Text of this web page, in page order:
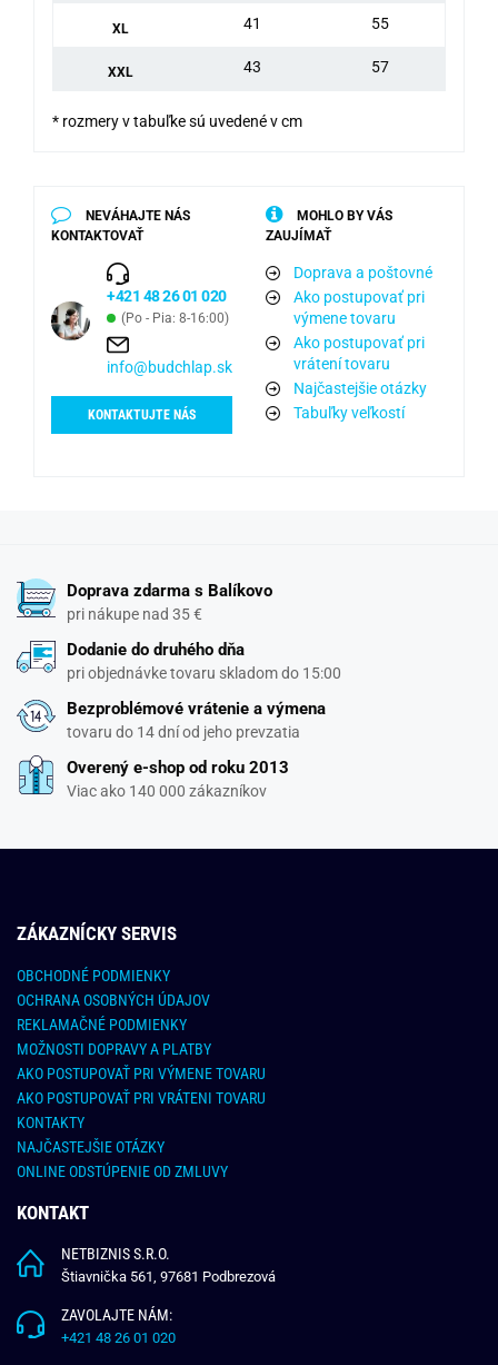
XL 41 55
XXL 43 57
* rozmery v tabuľke sú uvedené v cm
NEVÁHAJTE NÁS
KONTAKTOVAŤ
+421 48 26 01 020
(Po - Pia: 8-16:00)
info@budchlap.sk
KONTAKTUJTE NÁS
MOHLO BY VÁS
ZAUJÍMAŤ
Doprava a poštovné
Ako postupovať pri
výmene tovaru
Ako postupovať pri
vrátení tovaru
Najčastejšie otázky
Tabuľky veľkostí
Doprava zdarma s Balíkovo
pri nákupe nad 35 €
Dodanie do druhého dňa
pri objednávke tovaru skladom do 15:00
Bezproblémové vrátenie a výmena
tovaru do 14 dní od jeho prevzatia
Overený e-shop od roku 2013
Viac ako 140 000 zákazníkov
ZÁKAZNÍCKY SERVIS
OBCHODNÉ PODMIENKY
OCHRANA OSOBNÝCH ÚDAJOV
REKLAMAČNÉ PODMIENKY
MOŽNOSTI DOPRAVY A PLATBY
AKO POSTUPOVAŤ PRI VÝMENE TOVARU
AKO POSTUPOVAŤ PRI VRÁTENI TOVARU
KONTAKTY
NAJČASTEJŠIE OTÁZKY
ONLINE ODSTÚPENIE OD ZMLUVY
KONTAKT
NETBIZNIS S.R.O.
Štiavnička 561, 97681 Podbrezová
ZAVOLAJTE NÁM:
+421 48 26 01 020